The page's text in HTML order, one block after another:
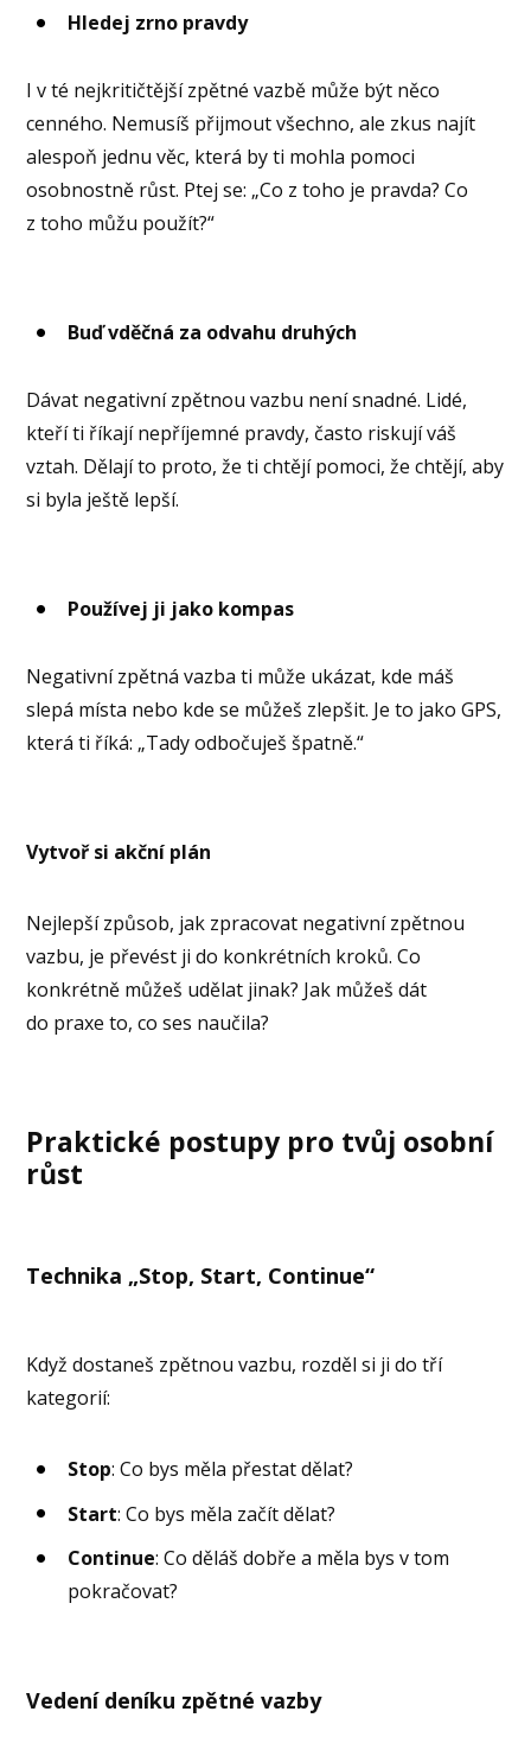
Hledej zrno pravdy
I v té nejkritičtější zpětné vazbě může být něco
cenného. Nemusíš přijmout všechno, ale zkus najít
alespoň jednu věc, která by ti mohla pomoci
osobnostně růst. Ptej se: „Co z toho je pravda? Co
z toho můžu použít?“
Buď vděčná za odvahu druhých
Dávat negativní zpětnou vazbu není snadné. Lidé,
kteří ti říkají nepříjemné pravdy, často riskují váš
vztah. Dělají to proto, že ti chtějí pomoci, že chtějí, aby
si byla ještě lepší.
Používej ji jako kompas
Negativní zpětná vazba ti může ukázat, kde máš
slepá místa nebo kde se můžeš zlepšit. Je to jako GPS,
která ti říká: „Tady odbočuješ špatně.“
Vytvoř si akční plán
Nejlepší způsob, jak zpracovat negativní zpětnou
vazbu, je převést ji do konkrétních kroků. Co
konkrétně můžeš udělat jinak? Jak můžeš dát
do praxe to, co ses naučila?
Praktické postupy pro tvůj osobní
růst
Technika „Stop, Start, Continue“
Když dostaneš zpětnou vazbu, rozděl si ji do tří
kategorií:
Stop: Co bys měla přestat dělat?
Start: Co bys měla začít dělat?
Continue: Co děláš dobře a měla bys v tom
pokračovat?
Vedení deníku zpětné vazby